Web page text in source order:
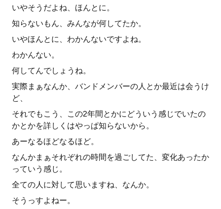
いやそうだよね、ほんとに。
知らないもん、みんなが何してたか。
いやほんとに、わかんないですよね。
わかんない。
何してんでしょうね。
実際まぁなんか、バンドメンバーの人とか最近は会うけ
ど、
それでもこう、この2年間とかにどういう感じでいたの
かとかを詳しくはやっぱ知らないから。
あーなるほどなるほど。
なんかまぁそれぞれの時間を過ごしてた、変化あったか
っていう感じ。
全ての人に対して思いますね、なんか。
そうっすよねー。